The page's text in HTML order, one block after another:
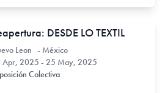
DESDE LO TEXTIL
Leon - México
Apr, 2025 - 25 May, 2025
Colectiva